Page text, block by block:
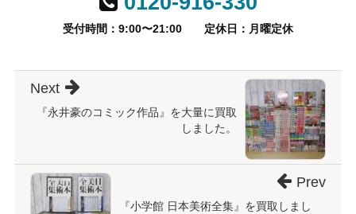
受付時間：9:00〜21:00 定休日：月曜定休
『永井豪のコミック作品』を大量に買取
しました。
Next
『小学館 日本美術全集』を買取しまし
Prev